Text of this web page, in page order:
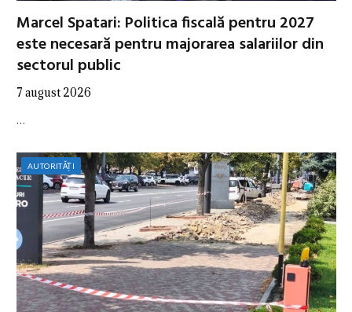
Marcel Spatari: Politica fiscală pentru 2027
este necesară pentru majorarea salariilor din
sectorul public
7 august 2026
…
AUTORITĂȚI